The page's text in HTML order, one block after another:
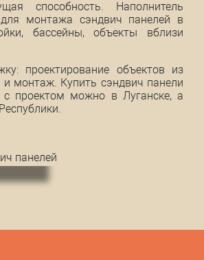
способность. Наполнитель
для монтажа сэндвич панелей в
бассейны, объекты вблизи
проектирование объектов из
и монтаж. Купить сэндвич панели
с проектом можно в Луганске, а